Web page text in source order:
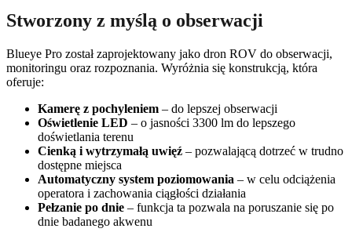
Stworzony z myślą o obserwacji
Blueye Pro został zaprojektowany jako dron ROV do obserwacji,
monitoringu oraz rozpoznania. Wyróżnia się konstrukcją, która
oferuje:
Kamerę z pochyleniem – do lepszej obserwacji
Oświetlenie LED – o jasności 3300 lm do lepszego
doświetlania terenu
Cienką i wytrzymałą uwięź – pozwalającą dotrzeć w trudno
dostępne miejsca
Automatyczny system poziomowania – w celu odciążenia
operatora i zachowania ciągłości działania
Pełzanie po dnie – funkcja ta pozwala na poruszanie się po
dnie badanego akwenu